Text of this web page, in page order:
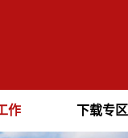
作 下载专区